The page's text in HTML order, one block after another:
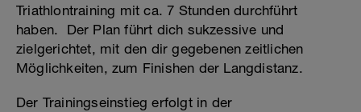
Triathlontraining mit ca. 7 Stunden durchführt
haben. Der Plan führt dich sukzessive und
zielgerichtet, mit den dir gegebenen zeitlichen
Möglichkeiten, zum Finishen der Langdistanz.
Der Trainingseinstieg erfolgt in der